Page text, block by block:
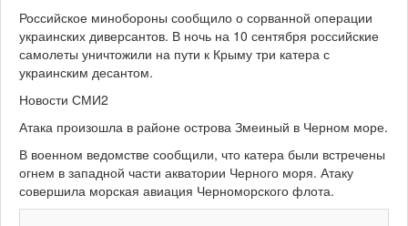
Российское минобороны сообщило о сорванной операции
украинских диверсантов. В ночь на 10 сентября российские
самолеты уничтожили на пути к Крыму три катера с
украинским десантом.
Новости СМИ2
Атака произошла в районе острова Змеиный в Черном море.
В военном ведомстве сообщили, что катера были встречены
огнем в западной части акватории Черного моря. Атаку
совершила морская авиация Черноморского флота.